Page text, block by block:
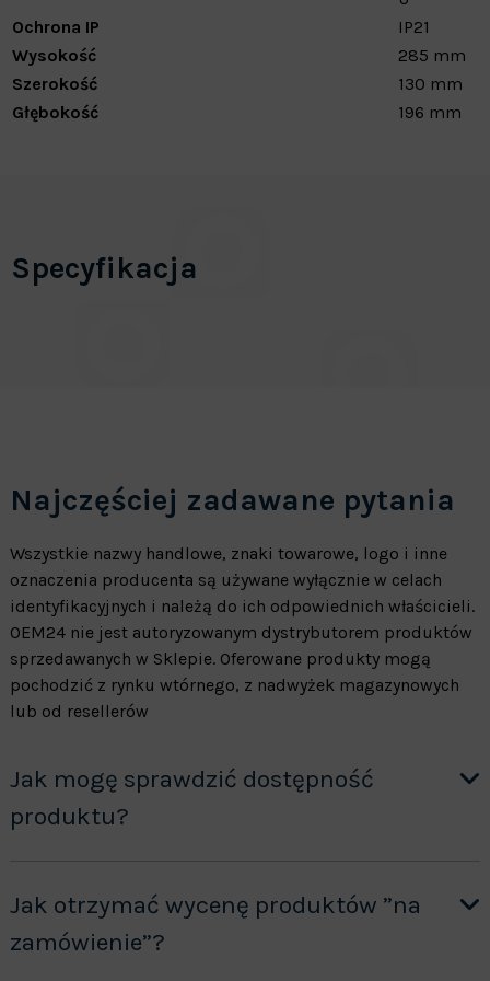
Ochrona IP
IP21
Wysokość
285 mm
Szerokość
130 mm
Głębokość
196 mm
Specyfikacja
Najczęściej zadawane pytania
Wszystkie nazwy handlowe, znaki towarowe, logo i inne
oznaczenia producenta są używane wyłącznie w celach
identyfikacyjnych i należą do ich odpowiednich właścicieli.
OEM24 nie jest autoryzowanym dystrybutorem produktów
sprzedawanych w Sklepie. Oferowane produkty mogą
pochodzić z rynku wtórnego, z nadwyżek magazynowych
lub od resellerów
Jak mogę sprawdzić dostępność
produktu?
Jak otrzymać wycenę produktów ”na
zamówienie”?